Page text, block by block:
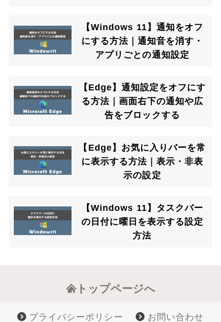
【Windows 11】通知をオフ
にする方法｜通知音を消す・
アプリごとの通知設定
【Edge】通知設定をオフにす
る方法｜画面右下の通知や広
告をブロックする
【Edge】お気に入りバーを常
に表示する方法｜表示・非表
示の設定
【Windows 11】タスクバー
の日付に曜日を表示する設定
方法
トップページへ
プライバシーポリシー お問い合わせ